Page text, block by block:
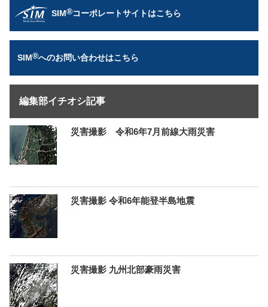
SIM®コーポレートサイトはこちら
SIM®へのお問い合わせはこちら
編集部イチオシ記事
災害撮影 令和6年7月前線大雨災害
災害撮影 令和6年能登半島地震
災害撮影 九州北部豪雨災害